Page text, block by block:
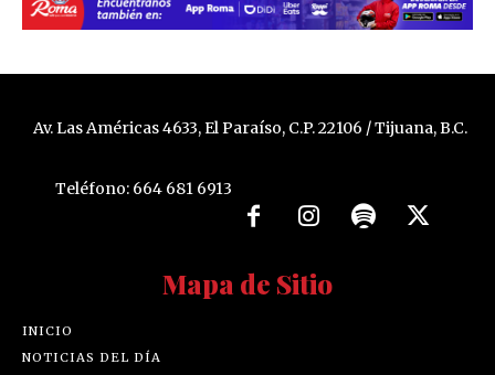
Av. Las Américas 4633, El Paraíso, C.P. 22106 / Tijuana, B.C.
Teléfono: 664 681 6913
Mapa de Sitio
INICIO
NOTICIAS DEL DÍA